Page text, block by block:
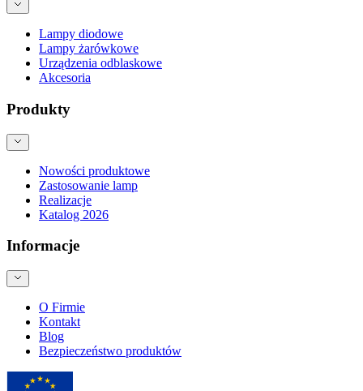
Lampy diodowe
Lampy żarówkowe
Urządzenia odblaskowe
Akcesoria
Produkty
Nowości produktowe
Zastosowanie lamp
Realizacje
Katalog 2026
Informacje
O Firmie
Kontakt
Blog
Bezpieczeństwo produktów